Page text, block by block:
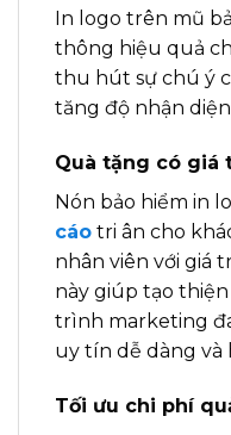
In logo trên mũ
thông hiệu quả
thu hút sự chú ý
tăng độ nhận
Quà tặng có giá
Nón bảo hiểm in
cáo tri ân cho
nhân viên với giá
này giúp tạo
trình marketing
uy tín dễ dàng và
Tối ưu chi phí